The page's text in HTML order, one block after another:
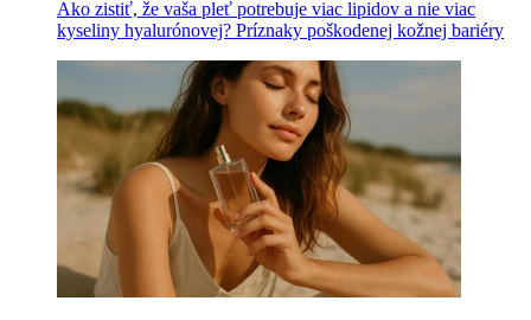
Ako zistiť, že vaša pleť potrebuje viac lipidov a nie viac
kyseliny hyalurónovej? Príznaky poškodenej kožnej bariéry